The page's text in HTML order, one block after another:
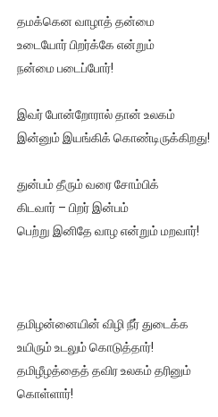
தமக்கென வாழாத் தன்மை
உடையோர் பிறர்க்கே என்றும்
நன்மை படைப்போர்!
இவர் போன்றோரால் தான் உலகம்
இன்னும் இயங்கிக் கொண்டிருக்கிறது!
துன்பம் தீரும் வரை சோம்பிக்
கிடவார் – பிறர் இன்பம்
பெற்று இனிதே வாழ என்றும் மறவார்!
தமிழன்னையின் விழி நீர் துடைக்க
உயிரும் உடலும் கொடுத்தார்!
தமிழீழத்தைத் தவிர உலகம் தரினும்
கொள்ளார்!